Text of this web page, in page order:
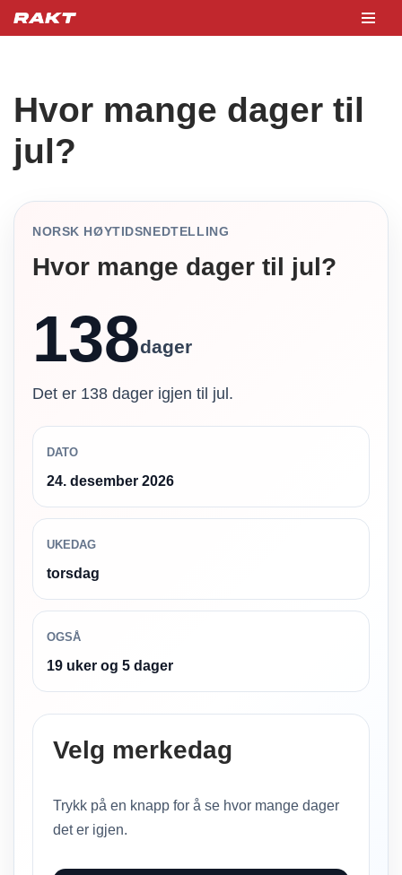
innholdet
Hvor mange dager til
jul?
NORSK HØYTIDSNEDTELLING
Hvor mange dager til jul?
138dager
Det er 138 dager igjen til jul.
DATO
24. desember 2026
UKEDAG
torsdag
OGSÅ
19 uker og 5 dager
Velg merkedag
Trykk på en knapp for å se hvor mange dager
det er igjen.